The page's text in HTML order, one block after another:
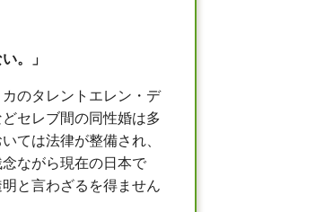
。」
のタレントエレン・デ
セレブ間の同性婚は多
ては法律が整備され、
ながら現在の日本で
と言わざるを得ません